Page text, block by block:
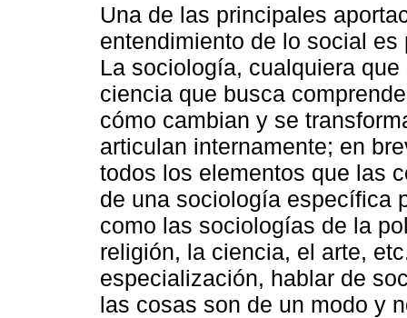
Una de las principales
entendimiento de lo social
La sociología, cualquiera
ciencia que busca
cómo cambian y se
articulan internamente; en
todos los elementos que las
de una sociología específica
como las sociologías de la
religión, la ciencia, el arte,
especialización, hablar de
las cosas son de un modo y